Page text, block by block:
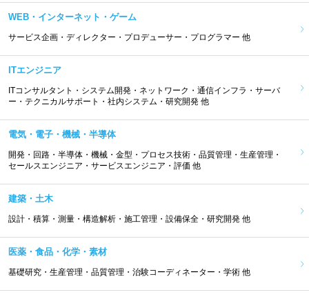
WEB・インターネット・ゲーム
サービス企画・ディレクター・プロデューサー・プログラマー 他
ITエンジニア
ITコンサルタント・システム開発・ネットワーク・通信インフラ・サーバ
ー・テクニカルサポート・社内システム・研究開発 他
電気・電子・機械・半導体
開発・回路・半導体・機械・金型・プロセス技術・品質管理・生産管理・
セールスエンジニア・サービスエンジニア・評価 他
建築・土木
設計・積算・測量・構造解析・施工管理・設備保全・研究開発 他
医薬・食品・化学・素材
基礎研究・生産管理・品質管理・治験コーディネーター・学術 他